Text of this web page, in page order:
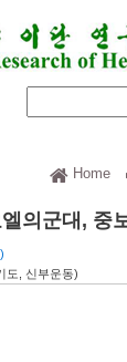
Home
의군대, 중
도, 신부운동)